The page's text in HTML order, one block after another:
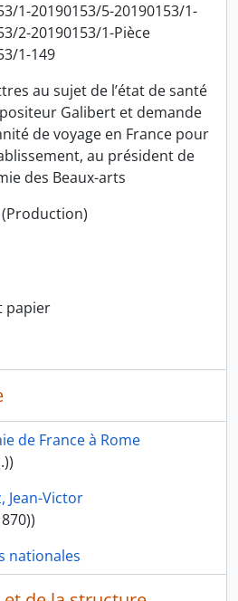
1-20190153/5-20190153/1-
2-20190153/1-Pièce
1-149
au sujet de l’état de santé
Galibert et demande
de voyage en France pour
au président de
des Beaux-arts
(Production)
papier
de France à Rome
Jean-Victor
nationales